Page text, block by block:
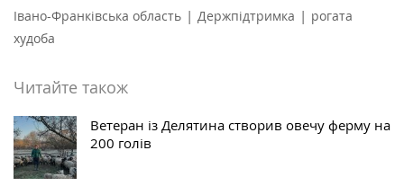
Івано-Франківська область | Держпідтримка | рогата
худоба
Читайте також
Ветеран із Делятина створив овечу ферму на
200 голів